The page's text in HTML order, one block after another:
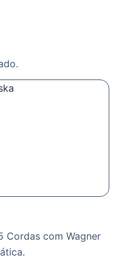
Cordas com Wagner